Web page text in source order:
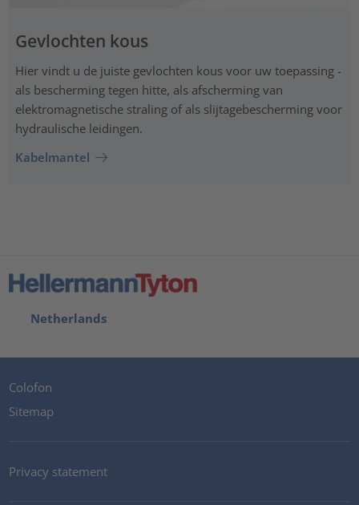
Gevlochten kous
Hier vindt u de juiste gevlochten kous voor uw toepassing -
als bescherming tegen hitte, als afscherming van
elektromagnetische straling of als slijtagebescherming voor
hydraulische leidingen.
Kabelmantel
Netherlands
Colofon
Sitemap
Privacy statement